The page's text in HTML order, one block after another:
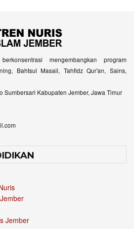
mengembangkan program
Bahtsul Masail, Tahfidz Qur'an, Sains,
Sumbersari Kabupaten Jember, Jawa Timur
Jember